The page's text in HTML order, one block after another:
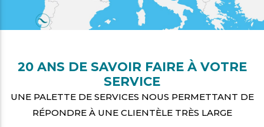
20 ANS DE SAVOIR FAIRE À VOTRE
SERVICE
UNE PALETTE DE SERVICES NOUS PERMETTANT DE
RÉPONDRE À UNE CLIENTÈLE TRÈS LARGE